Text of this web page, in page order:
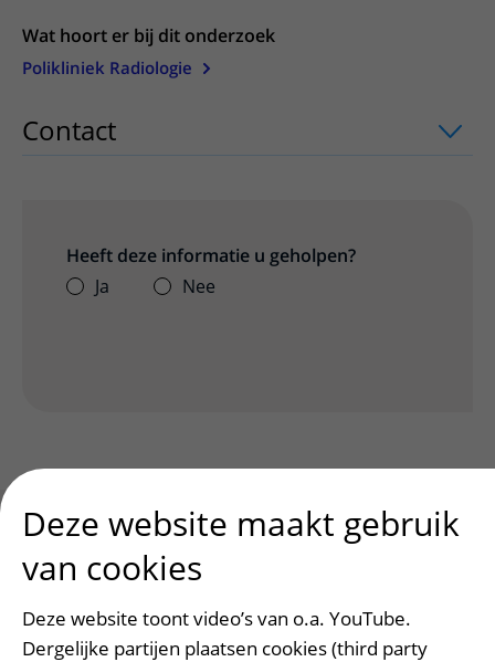
Wat hoort er bij dit onderzoek
Polikliniek Radiologie
Contact uitklapper, klik om te openen
Heeft deze informatie u geholpen?
Ja
Nee
Patiënt en bezoek
Afspraak maken of wijzigen
Voorbereiden op uw afspraak
Deze website maakt gebruik
van cookies
Deze website toont video’s van o.a. YouTube.
Dergelijke partijen plaatsen cookies (third party